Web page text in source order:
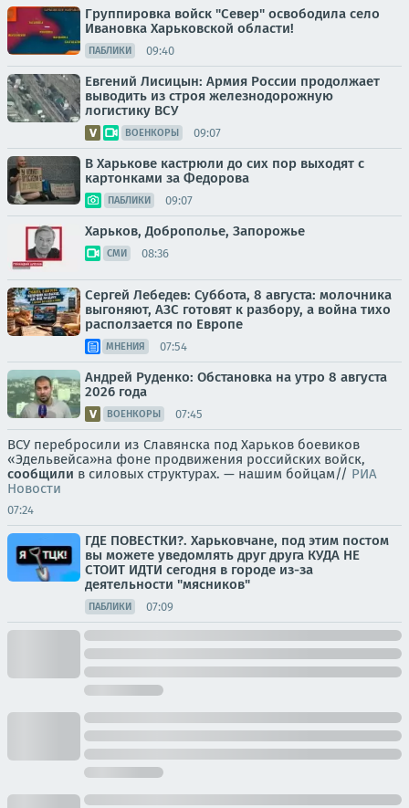
Группировка войск "Север" освободила село
Ивановка Харьковской области!
ПАБЛИКИ 09:40
Евгений Лисицын: Армия России продолжает
выводить из строя железнодорожную
логистику ВСУ
ВОЕНКОРЫ 09:07
В Харькове кастрюли до сих пор выходят с
картонками за Федорова
ПАБЛИКИ 09:07
Харьков, Доброполье, Запорожье
СМИ 08:36
Сергей Лебедев: Суббота, 8 августа: молочника
выгоняют, АЗС готовят к разбору, а война тихо
расползается по Европе
МНЕНИЯ 07:54
Андрей Руденко: Обстановка на утро 8 августа
2026 года
ВОЕНКОРЫ 07:45
ВСУ перебросили из Славянска под Харьков боевиков
«Эдельвейса»на фоне продвижения российских войск,
сообщили в силовых структурах. — нашим бойцам// РИА
Новости
07:24
ГДЕ ПОВЕСТКИ?. Харьковчане, под этим постом
вы можете уведомлять друг друга КУДА НЕ
СТОИТ ИДТИ сегодня в городе из-за
деятельности "мясников"
ПАБЛИКИ 07:09